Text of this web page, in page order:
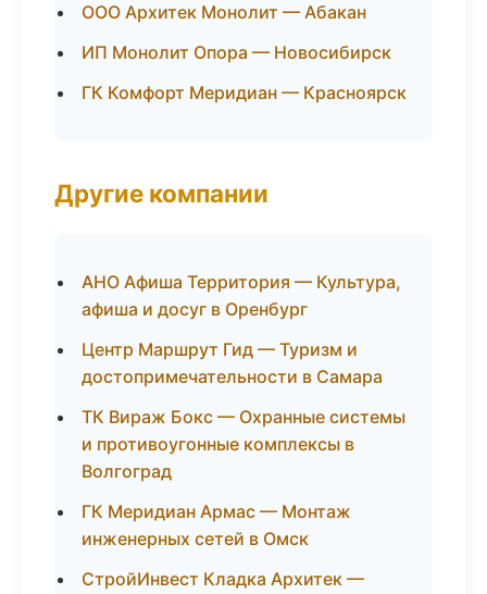
ООО Архитек Монолит — Абакан
ИП Монолит Опора — Новосибирск
ГК Комфорт Меридиан — Красноярск
Другие компании
АНО Афиша Территория — Культура,
афиша и досуг в Оренбург
Центр Маршрут Гид — Туризм и
достопримечательности в Самара
ТК Вираж Бокс — Охранные системы
и противоугонные комплексы в
Волгоград
ГК Меридиан Армас — Монтаж
инженерных сетей в Омск
СтройИнвест Кладка Архитек —